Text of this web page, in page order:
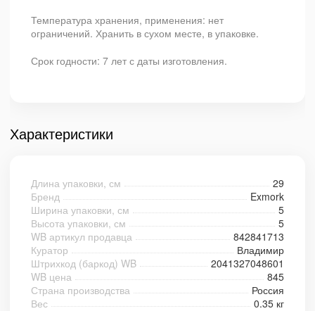
Температура хранения, применения: нет
ограничений. Хранить в сухом месте, в упаковке.
Срок годности: 7 лет с даты изготовления.
Характеристики
Длина упаковки, см
29
Бренд
Exmork
Ширина упаковки, см
5
Высота упаковки, см
5
WB артикул продавца
842841713
Куратор
Владимир
Штрихкод (баркод) WB
2041327048601
WB цена
845
Страна производства
Россия
Вес
0.35 кг